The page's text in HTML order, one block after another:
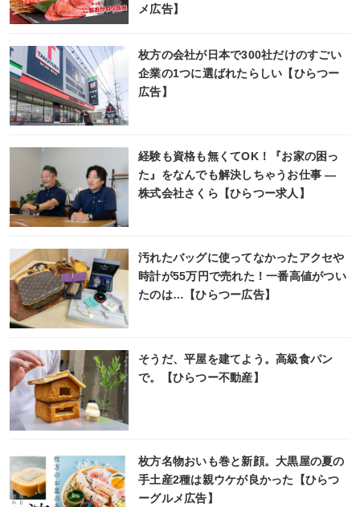
メ広告】
枚方の会社が日本で300社だけのすごい
企業の1つに選ばれたらしい【ひらつー
広告】
経験も資格も無くてOK！『お家の困っ
た』をなんでも解決しちゃうお仕事 ―
株式会社さくら【ひらつー求人】
汚れたバッグに使ってなかったアクセや
時計が55万円で売れた！一番高値がつい
たのは…【ひらつー広告】
そうだ、平屋を建てよう。高級食パン
で。【ひらつー不動産】
枚方名物おいも巻と新顔。大黒屋の夏の
手土産2種は親ウケが良かった【ひらつ
ーグルメ広告】